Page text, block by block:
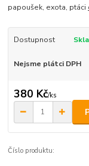
papoušek, exota, ptáci
Dostupnost
Nejsme plátci DPH
380 Kč/ks
Číslo produktu: